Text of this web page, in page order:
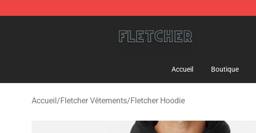
Accueil Boutique
Accueil/Fletcher Vêtements/Fletcher Hoodie